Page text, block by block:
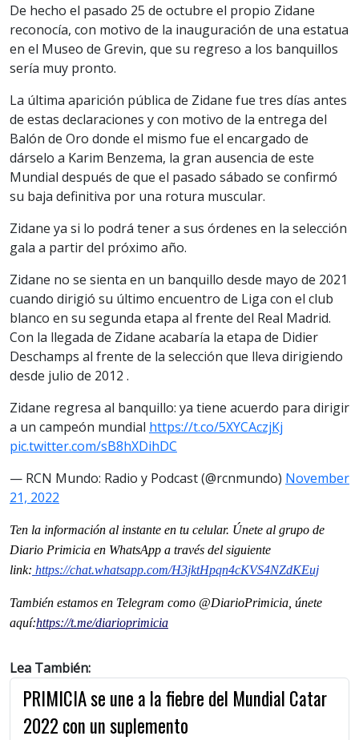
De hecho el pasado 25 de octubre el propio Zidane
reconocía, con motivo de la inauguración de una estatua
en el Museo de Grevin, que su regreso a los banquillos
sería muy pronto.
La última aparición pública de Zidane fue tres días antes
de estas declaraciones y con motivo de la entrega del
Balón de Oro donde el mismo fue el encargado de
dárselo a Karim Benzema, la gran ausencia de este
Mundial después de que el pasado sábado se confirmó
su baja definitiva por una rotura muscular.
Zidane ya si lo podrá tener a sus órdenes en la selección
gala a partir del próximo año.
Zidane no se sienta en un banquillo desde mayo de 2021
cuando dirigió su último encuentro de Liga con el club
blanco en su segunda etapa al frente del Real Madrid.
Con la llegada de Zidane acabaría la etapa de Didier
Deschamps al frente de la selección que lleva dirigiendo
desde julio de 2012 .
Zidane regresa al banquillo: ya tiene acuerdo para dirigir
a un campeón mundial https://t.co/5XYCAczjKj
pic.twitter.com/sB8hXDihDC
— RCN Mundo: Radio y Podcast (@rcnmundo) November
21, 2022
Ten la información al instante en tu celular. Únete al grupo de
Diario Primicia en WhatsApp a través del siguiente
link: https://chat.whatsapp.com/H3jktHpqn4cKVS4NZdKEuj
También estamos en Telegram como @DiarioPrimicia, únete
aquí:https://t.me/diarioprimicia
Lea También:
PRIMICIA se une a la fiebre del Mundial Catar
2022 con un suplemento